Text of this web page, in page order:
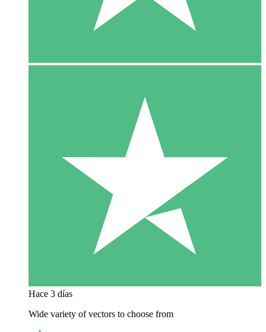
Hace 3 días
Wide variety of vectors to choose from